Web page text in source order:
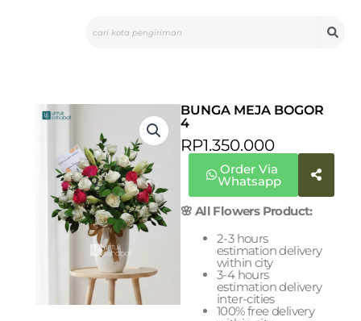
BUNGA MEJA BOGOR
4
RP1.350.000
Order Via
Whatsapp
🌸 All Flowers Product:
2-3 hours
estimation delivery
within city
3-4 hours
estimation delivery
inter-cities
100% free delivery